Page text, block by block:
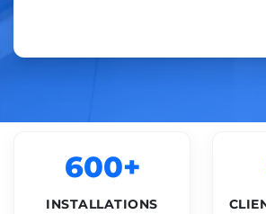
600+
INSTALLATIONS